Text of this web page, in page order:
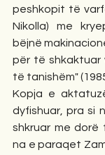
peshkopit të
Nikolla) me
bëjnë
për të shkaktuar
të tanishëm"
Kopja e
dyfishuar, pra si
shkruar me dorë
na e paraqet